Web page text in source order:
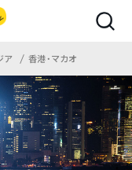
ア 香港・マカオ